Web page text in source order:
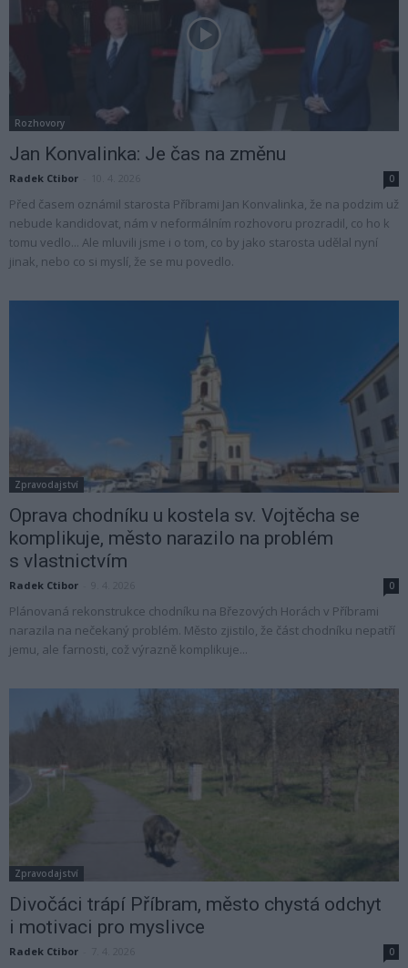
Rozhovory
Jan Konvalinka: Je čas na změnu
Radek Ctibor 0
Před časem oznámil starosta Příbrami Jan Konvalinka, že na podzim už
nebude kandidovat, nám v neformálním rozhovoru prozradil, co ho k
tomu vedlo... Ale mluvili jsme i o tom, co by jako starosta udělal nyní
jinak, nebo co si myslí, že se mu povedlo.
Zpravodajství
Oprava chodníku u kostela sv. Vojtěcha se
komplikuje, město narazilo na problém
s vlastnictvím
Radek Ctibor 0
Plánovaná rekonstrukce chodníku na Březových Horách v Příbrami
narazila na nečekaný problém. Město zjistilo, že část chodníku nepatří
jemu, ale farnosti, což výrazně komplikuje...
Zpravodajství
Divočáci trápí Příbram, město chystá odchyt
i motivaci pro myslivce
Radek Ctibor 0